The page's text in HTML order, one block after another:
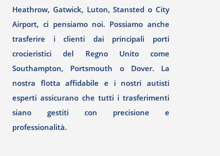
Heathrow, Gatwick, Luton, Stansted o City
Airport, ci pensiamo noi. Possiamo anche
trasferire i clienti dai principali porti
crocieristici del Regno Unito come
Southampton, Portsmouth o Dover. La
nostra flotta affidabile e i nostri autisti
esperti assicurano che tutti i trasferimenti
siano gestiti con precisione e
professionalità.